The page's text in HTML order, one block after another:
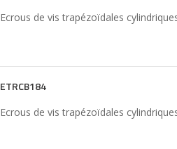
Ecrous de vis trapézoïdales
ETRCB184
Ecrous de vis trapézoïdales